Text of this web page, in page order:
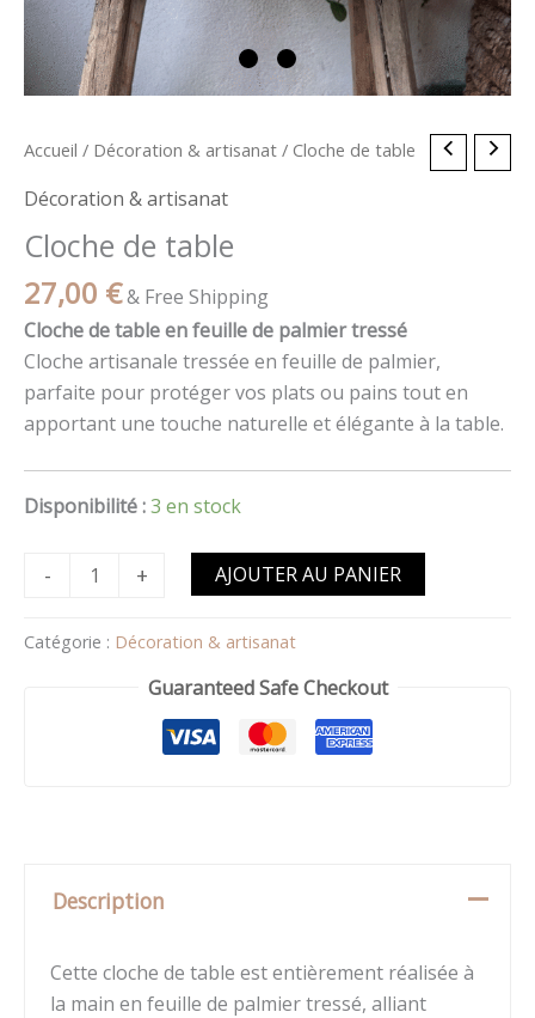
Accueil / Décoration & artisanat / Cloche de table
Décoration & artisanat
Cloche de table
27,00 €& Free Shipping
Cloche de table en feuille de palmier tressé
Cloche artisanale tressée en feuille de palmier,
parfaite pour protéger vos plats ou pains tout en
apportant une touche naturelle et élégante à la table.
Disponibilité :3 en stock
-
quantité
Cloche
de
+ AJOUTER AU PANIER
Catégorie : Décoration & artisanat
Guaranteed Safe Checkout
Description
Cette cloche de table est entièrement réalisée à
la main en feuille de palmier tressé, alliant